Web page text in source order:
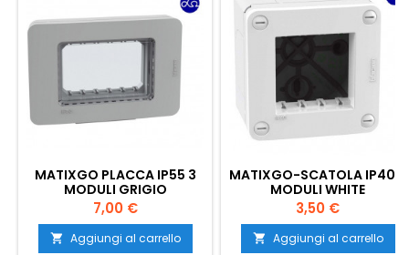
MATIXGO PLACCA IP55 3
MODULI GRIGIO
Prezzo
7,00 €
 Aggiungi al carrello
MATIXGO-SCATOLA IP40 2
MODULI WHITE
Prezzo
3,50 €
 Aggiungi al carrello